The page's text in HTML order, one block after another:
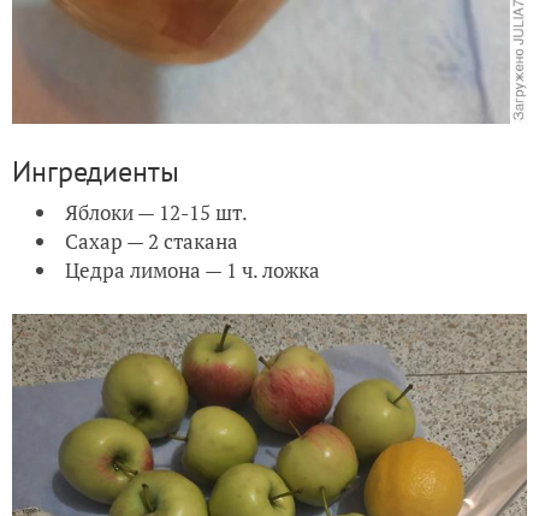
Ингредиенты
Яблоки — 12-15 шт.
Сахар — 2 стакана
Цедра лимона — 1 ч. ложка